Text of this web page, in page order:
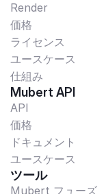
Render
価格
ライセンス
ユースケース
仕組み
Mubert API
API
価格
ドキュメント
ユースケース
ツール
Mubert フューズ